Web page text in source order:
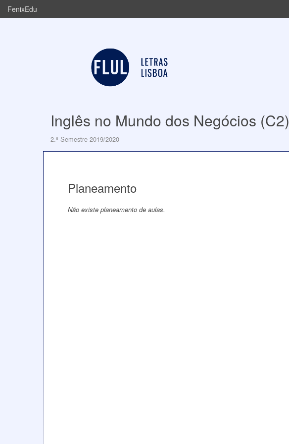
FenixEdu
Inglês no Mundo dos Negócios (C2)
2.º Semestre 2019/2020
Planeamento
Não existe planeamento de aulas.